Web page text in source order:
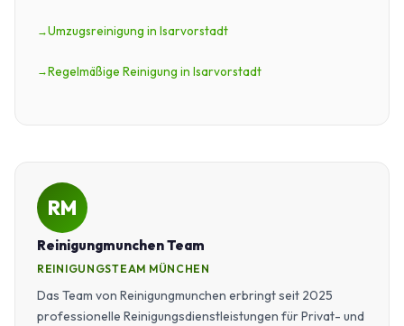
Umzugsreinigung in Isarvorstadt
Regelmäßige Reinigung in Isarvorstadt
RM
Reinigungmunchen Team
REINIGUNGSTEAM MÜNCHEN
Das Team von Reinigungmunchen erbringt seit 2025
professionelle Reinigungsdienstleistungen für Privat- und